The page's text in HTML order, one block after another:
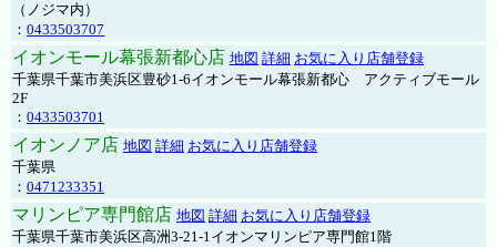
（ノジマ内）
： 0433503707
イオンモール幕張新都心店 地図 詳細 お気に入り店舗登録
千葉県千葉市美浜区豊砂1-6イオンモール幕張新都心 アクティブモール
2F
： 0433503701
イオンノア店 地図 詳細 お気に入り店舗登録
千葉県
： 0471233351
マリンピア専門館店 地図 詳細 お気に入り店舗登録
千葉県千葉市美浜区高洲3-21-1イオンマリンピア専門館1階